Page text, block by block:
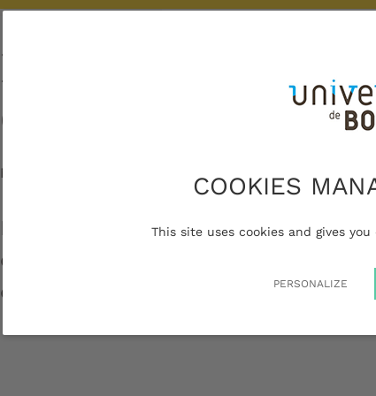
COOKIES
This site uses cookies and gives
PERSONALIZE
Innovation pour tous
et toutes
Mise à jour le :
Des opportunités pour valoriser les
découvertes et les inventions au
du progrès et de la société.